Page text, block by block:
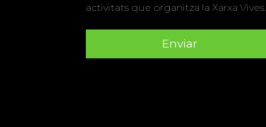
activitats que organitza la Xarxa Vives.